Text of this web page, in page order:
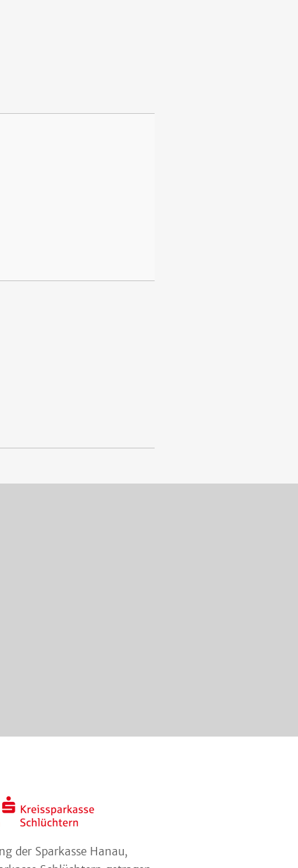
der Sparkasse Hanau,